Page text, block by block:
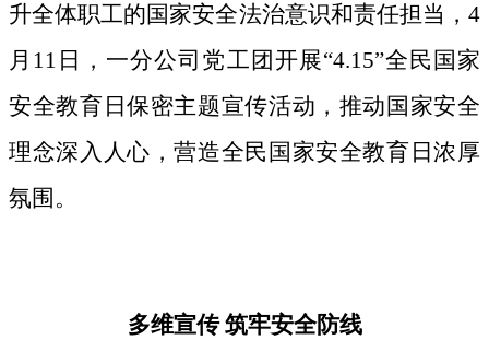
升全体职工的国家安全法治意识和责任担当， 4
月11日，一分公司党工团开展“4.15”全民国家
安全教育日保密主题宣传活动，推动国家安全
理念深入人心，营造全民国家安全教育日浓厚
氛围。
多维宣传筑牢安全防线